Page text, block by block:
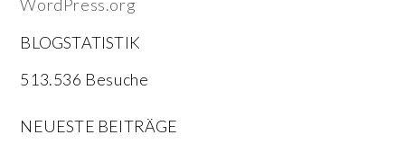
WordPress.org
BLOGSTATISTIK
513.536 Besuche
NEUESTE BEITRÄGE